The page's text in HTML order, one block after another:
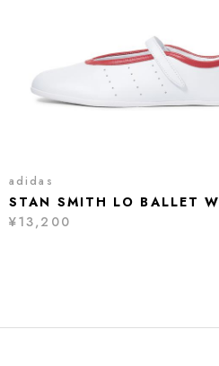
adidas
STAN SMITH LO BALLET W
¥13,200